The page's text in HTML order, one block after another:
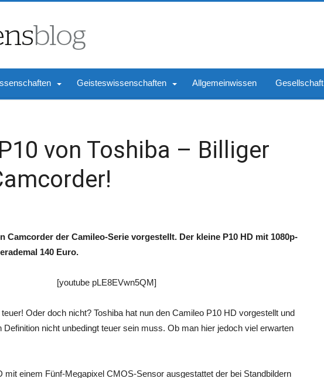
Geisteswissenschaften Allgemeinwissen Gesellschaft
von Toshiba – Billiger
Camcorder der Camileo-Serie vorgestellt. Der kleine P10 HD mit 1080p-
140 Euro.
[youtube pLE8EVwn5QM]
Oder doch nicht? Toshiba hat nun den Camileo P10 HD vorgestellt und
Definition nicht unbedingt teuer sein muss. Ob man hier jedoch viel erwarten
mit einem Fünf-Megapixel CMOS-Sensor ausgestattet der bei Standbildern